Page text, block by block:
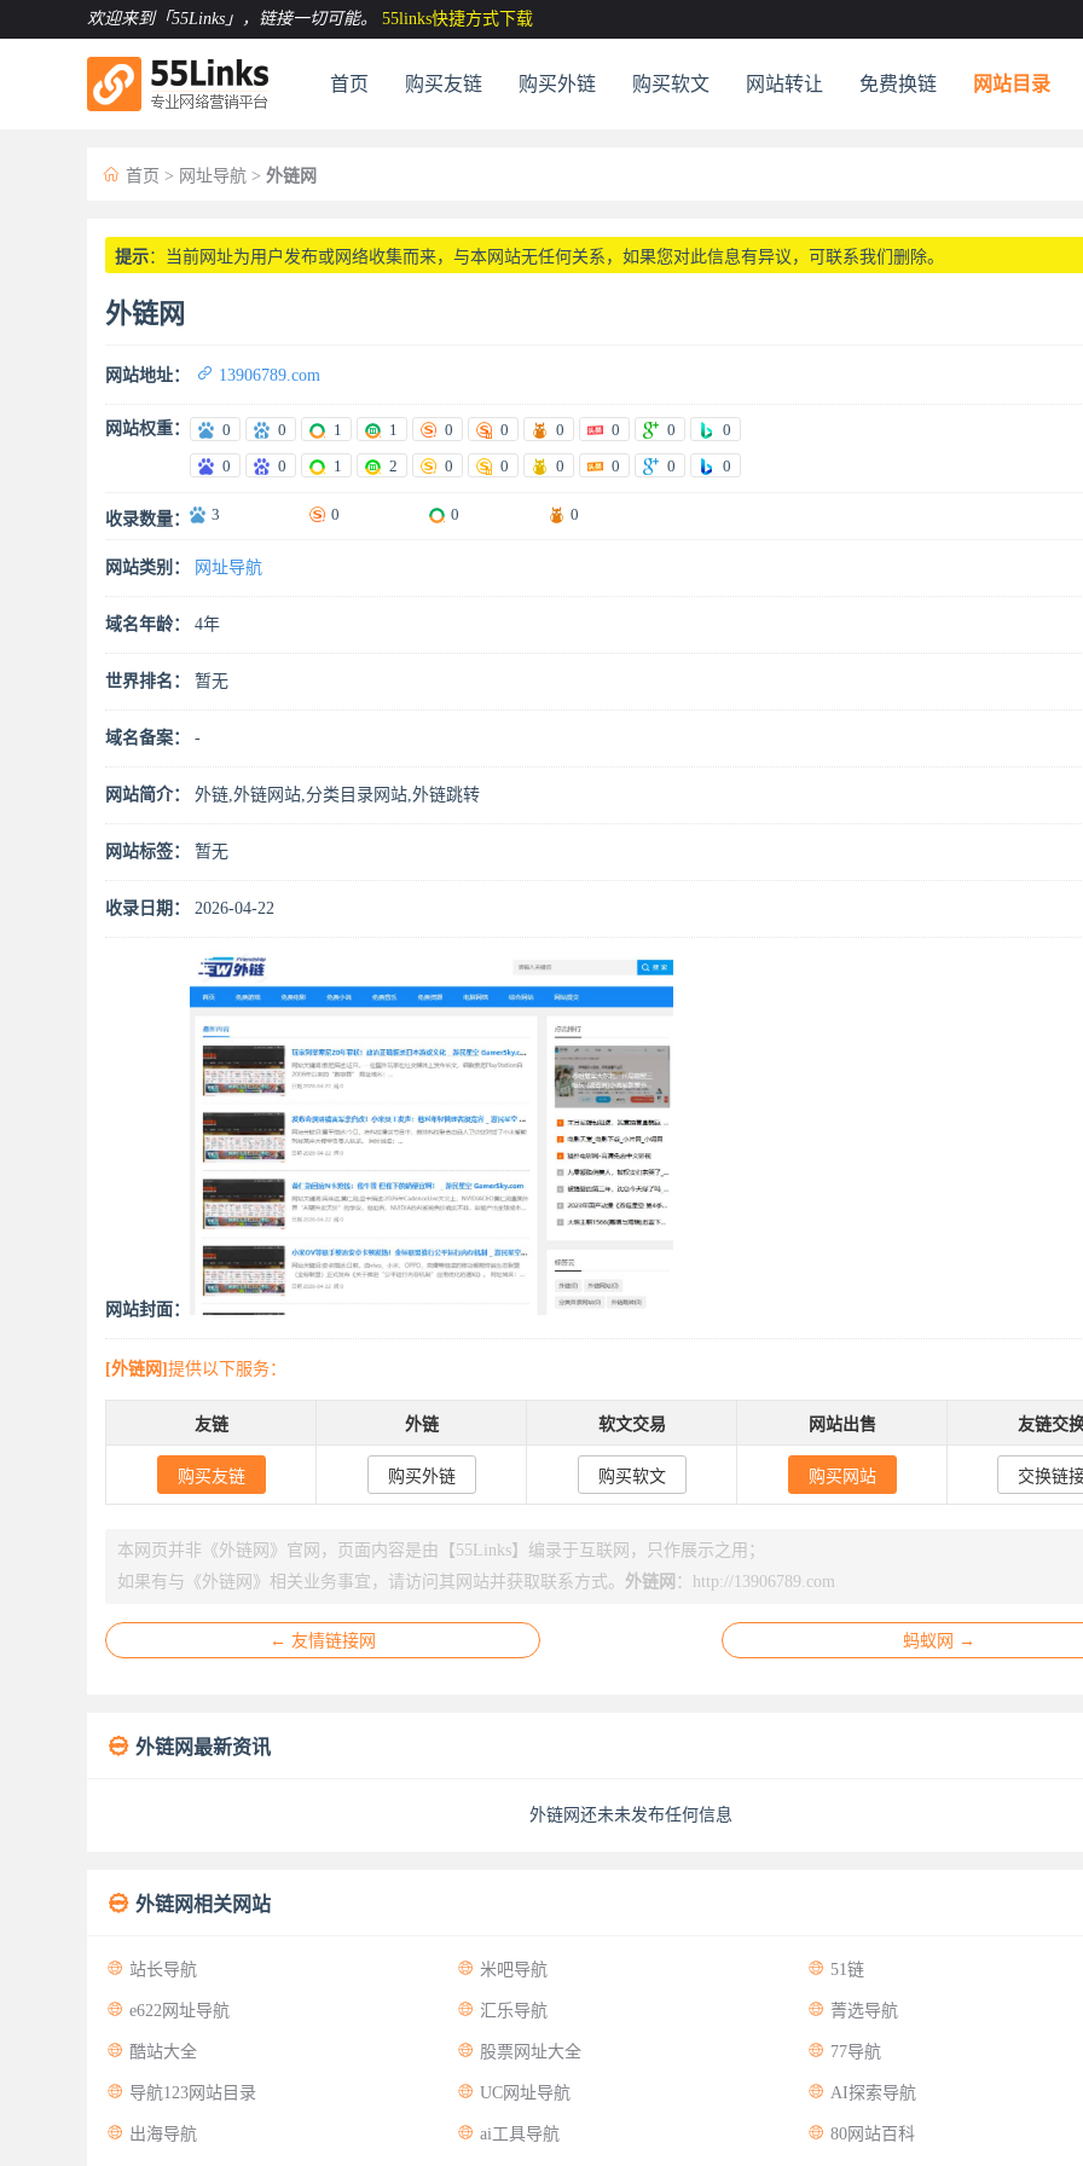
欢迎来到「55Links」 ，链接一切可能。 55links快捷方式下载
首页 购买友链 购买外链 购买软文 网站转让 免费换链 网站目录
 首页 > 网址导航 > 外链网
提示：当前网址为用户发布或网络收集而来，与本网站无任何关系，如果您对此信息有异议，可联系我们删除。
外链网
网站地址：  13906789.com
网站权重： 0 0 1 1 0 0 0 0 0
0
0
0 1 2 0 0 0 0 0 0
收录数量： 3 0 0 0
网站类别： 网址导航
域名年龄： 4年
世界排名： 暂无
域名备案： -
网站简介： 外链,外链网站,分类目录网站,外链跳转
网站标签： 暂无
收录日期： 2026-04-22
网站封面：
[外链网] 提供以下服务：
友链 外链 软文交易 网站出售 友链交
购买友链 购买外链 购买软文 购买网站 交换链
本网页并非《外链网》官网，页面内容是由【55Links】编录于互联网，只作展示之用；
如果有与《外链网》相关业务事宜，请访问其网站并获取联系方式。 外链网 ： http://13906789.com
← 友情链接网 蚂蚁网 →
 外链网最新资讯
外链网还未未发布任何信息
 外链网相关网站
 站长导航  米吧导航  51链
 e622网址导航  汇乐导航  菁选导航
 酷站大全  股票网址大全  77导航
 导航123网站目录  UC网址导航  AI探索导航
 出海导航  ai工具导航  80网站百科